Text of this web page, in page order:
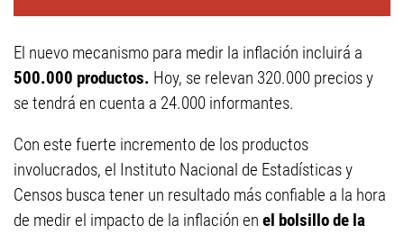
El nuevo mecanismo para medir la inflación incluirá a
500.000 productos. Hoy, se relevan 320.000 precios y
se tendrá en cuenta a 24.000 informantes.
Con este fuerte incremento de los productos
involucrados, el Instituto Nacional de Estadísticas y
Censos busca tener un resultado más confiable a la hora
de medir el impacto de la inflación en el bolsillo de la